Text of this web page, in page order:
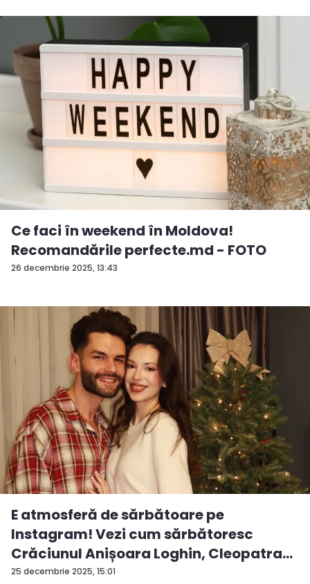
26 decembrie 2025, 13:43
Ce faci în weekend în Moldova!
Recomandările perfecte.md - FOTO
25 decembrie 2025, 15:01
E atmosferă de sărbătoare pe
Instagram! Vezi cum sărbătoresc
Crăciunul Anișoara Loghin, Cleopatra
S...